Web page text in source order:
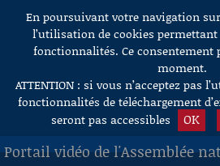
Aller au contenu
En poursuivant votre navigation
l’utilisation de cookies permettant
fonctionnalités. Ce consentement
moment.
ATTENTION : si vous n’acceptez pas
fonctionnalités de téléchargement
seront pas accessibles
OK
Portail vidéo de l'Assemblée